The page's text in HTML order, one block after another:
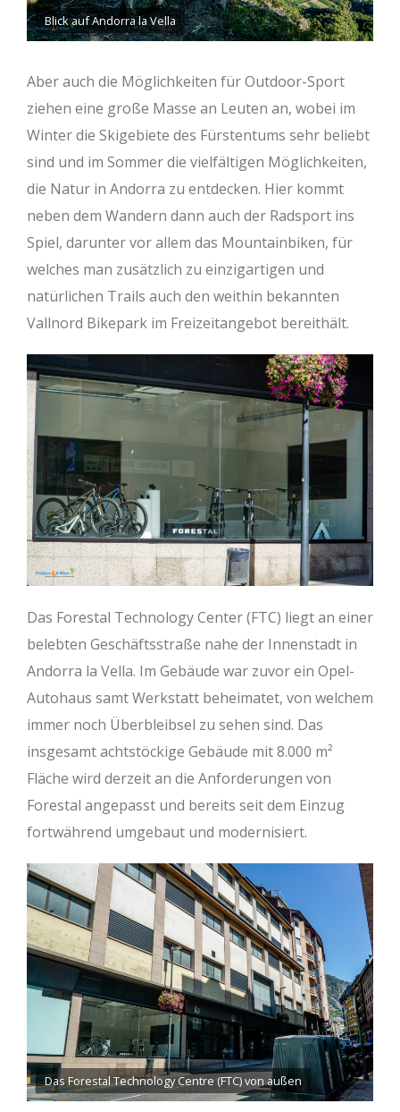
Blick auf Andorra la Vella
Aber auch die Möglichkeiten für Outdoor-Sport
ziehen eine große Masse an Leuten an, wobei im
Winter die Skigebiete des Fürstentums sehr beliebt
sind und im Sommer die vielfältigen Möglichkeiten,
die Natur in Andorra zu entdecken. Hier kommt
neben dem Wandern dann auch der Radsport ins
Spiel, darunter vor allem das Mountainbiken, für
welches man zusätzlich zu einzigartigen und
natürlichen Trails auch den weithin bekannten
Vallnord Bikepark im Freizeitangebot bereithält.
Das Forestal Technology Center (FTC) liegt an einer
belebten Geschäftsstraße nahe der Innenstadt in
Andorra la Vella. Im Gebäude war zuvor ein Opel-
Autohaus samt Werkstatt beheimatet, von welchem
immer noch Überbleibsel zu sehen sind. Das
insgesamt achtstöckige Gebäude mit 8.000 m²
Fläche wird derzeit an die Anforderungen von
Forestal angepasst und bereits seit dem Einzug
fortwährend umgebaut und modernisiert.
Das Forestal Technology Centre (FTC) von außen